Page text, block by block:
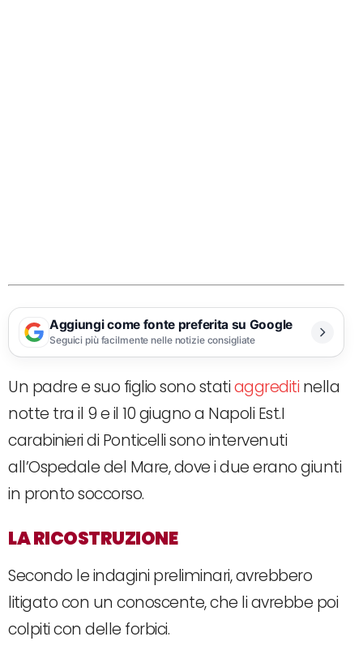
Aggiungi come fonte preferita su Google
Seguici più facilmente nelle notizie consigliate
Un padre e suo figlio sono statiaggrediti nella
notte tra il 9 e il 10 giugno a Napoli Est.I
carabinieri di Ponticelli sono intervenuti
all’Ospedale del Mare, dove i due erano giunti
in pronto soccorso.
LA RICOSTRUZIONE
Secondo le indagini preliminari, avrebbero
litigato con un conoscente, che li avrebbe poi
colpiti con delle forbici.